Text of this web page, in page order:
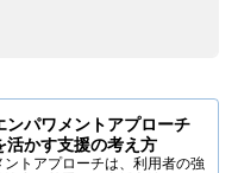
ンパワメントアプローチ
活かす支援の考え方
トアプローチは、利用者の強